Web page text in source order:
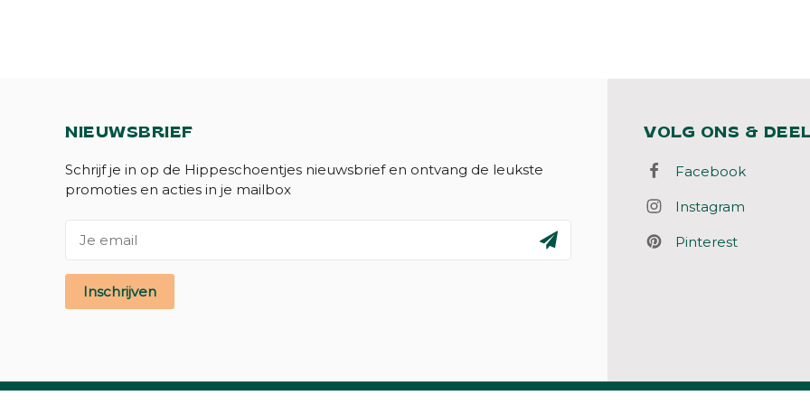
NIEUWSBRIEF
Schrijf je in op de Hippeschoentjes nieuwsbrief en ontvang de leukste
promoties en acties in je mailbox
Inschrijven
VOLG ONS &
Facebook
Instagram
Pinterest